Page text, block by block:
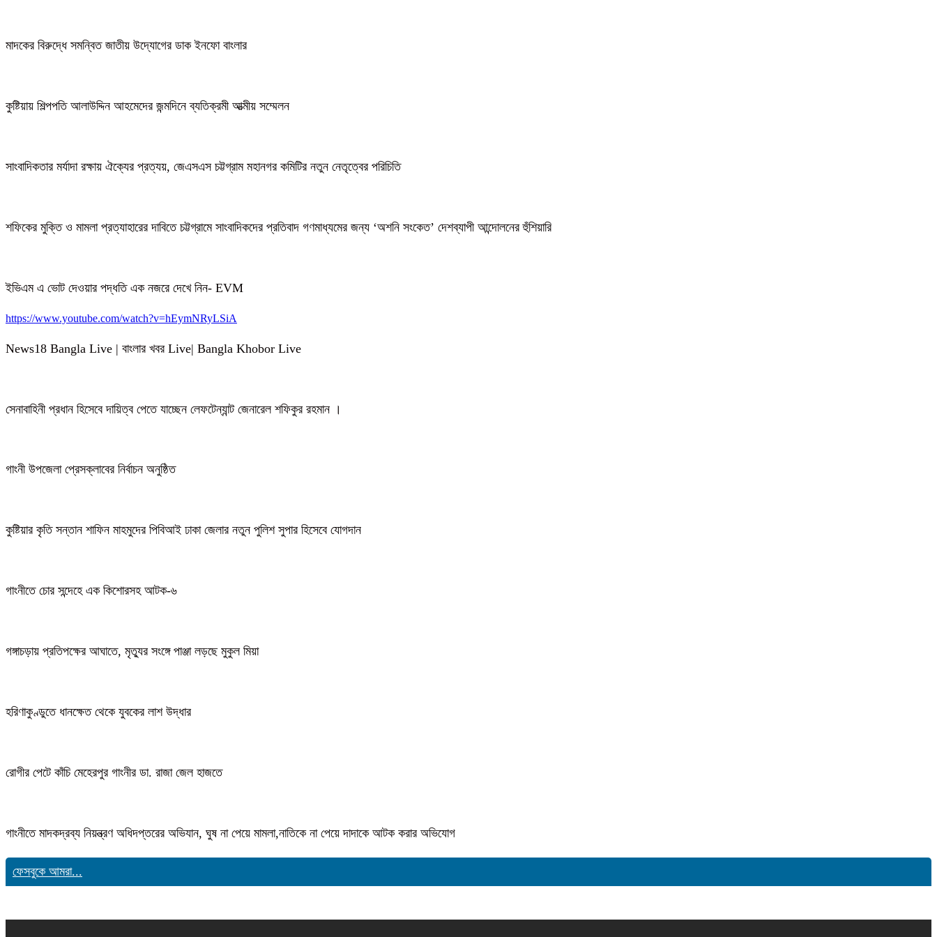
মাদকের বিরুদ্ধে সমন্বিত জাতীয় উদ্যোগের ডাক ইনফো বাংলার
কুষ্টিয়ায় শিল্পপতি আলাউদ্দিন আহমেদের জন্মদিনে ব্যতিক্রমী আত্মীয় সম্মেলন
সাংবাদিকতার মর্যাদা রক্ষায় ঐক্যের প্রত্যয়, জেএসএস চট্টগ্রাম মহানগর কমিটির নতুন নেতৃত্বের পরিচিতি
শফিকের মুক্তি ও মামলা প্রত্যাহারের দাবিতে চট্টগ্রামে সাংবাদিকদের প্রতিবাদ গণমাধ্যমের জন্য ‘অশনি সংকেত’ দেশব্যাপী আন্দোলনের হুঁশিয়ারি
ইভিএম এ ভোট দেওয়ার পদ্ধতি এক নজরে দেখে নিন- EVM
https://www.youtube.com/watch?v=hEymNRyLSiA
News18 Bangla Live | বাংলার খবর Live| Bangla Khobor Live
সেনাবাহিনী প্রধান হিসেবে দায়িত্ব পেতে যাচ্ছেন লেফটেন্যান্ট জেনারেল শফিকুর রহমান ।
গাংনী উপজেলা প্রেসক্লাবের নির্বাচন অনুষ্ঠিত
কুষ্টিয়ার কৃতি সন্তান শাফিন মাহমুদের পিবিআই ঢাকা জেলার নতুন পুলিশ সুপার হিসেবে যোগদান
গাংনীতে চোর সন্দেহে এক কিশোরসহ আটক-৬
গঙ্গাচড়ায় প্রতিপক্ষের আঘাতে, মৃত্যুর সংঙ্গে পাঞ্জা লড়ছে মুকুল মিয়া
হরিণাকুণ্ডুতে ধানক্ষেত থেকে যুবকের লাশ উদ্ধার
রোগীর পেটে কাঁচি মেহেরপুর গাংনীর ডা. রাজা জেল হাজতে
গাংনীতে মাদকদ্রব্য নিয়ন্ত্রণ অধিদপ্তরের অভিযান, ঘুষ না পেয়ে মামলা,নাতিকে না পেয়ে দাদাকে আটক করার অভিযোগ
ফেসবুকে আমরা...